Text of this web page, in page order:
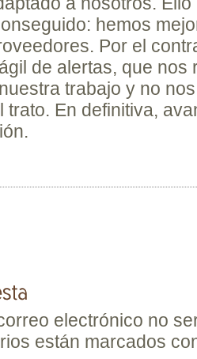
hemos
Por el
de alertas, que nos
trabajo y no
trato. En definitiva,
electrónico no
están marcados